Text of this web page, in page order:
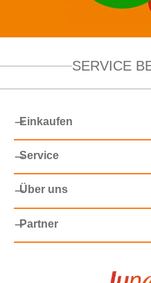
SERVICE
Einkaufen
Service
Über uns
Partner